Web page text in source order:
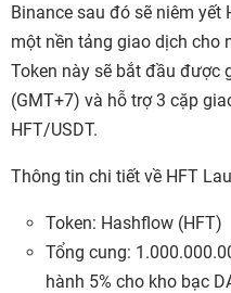
Binance sau đó sẽ niêm yết
một nền tảng giao dịch cho
Token này sẽ bắt đầu được
(GMT+7) và hỗ trợ 3 cặp
HFT/USDT.
Thông tin chi tiết về HFT
Token: Hashflow (HFT)
Tổng cung:
hành 5% cho kho bạc